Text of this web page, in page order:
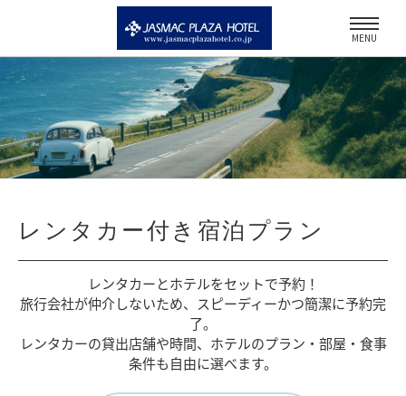
MENU
レンタカー付き宿泊プラン
レンタカーとホテルをセットで予約！
旅行会社が仲介しないため、
スピーディーかつ簡潔に予約完
了。
レンタカーの貸出店舗や時間、 ホテルのプラン・部屋・食事
条件も自由に選べます。